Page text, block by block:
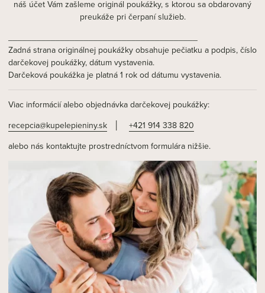
náš účet Vám zašleme originál poukážky, s ktorou sa obdarovaný
preukáže pri čerpaní služieb.
Zadná strana originálnej poukážky obsahuje pečiatku a podpis, číslo
darčekovej poukážky, dátum vystavenia.
Darčeková poukážka je platná 1 rok od dátumu vystavenia.
Viac informácií alebo objednávka darčekovej poukážky:
recepcia@kupelepieniny.sk
+421 914 338 820
alebo nás kontaktujte prostredníctvom formulára nižšie.